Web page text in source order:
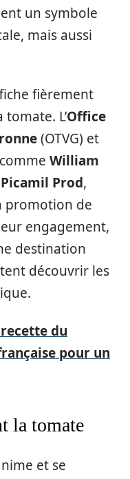
un symbole
mais aussi
fièrement
L’Office
(OTVG) et
William
Picamil Prod,
promotion de
engagement,
destination
découvrir les
du
pour un
la tomate
et se